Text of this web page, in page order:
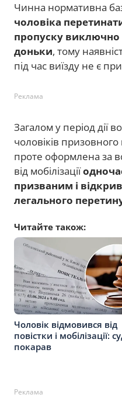
Чинна нормативна
чоловіка
пропуску виключно
доньки, тому
під час виїзду не є
Реклама
Загалом у період дії
чоловіків
проте оформлена за
від мобілізації
призваним і
легального
Читайте також:
Чоловік відмовився від
повістки і мобілізації:
покарав
Реклама